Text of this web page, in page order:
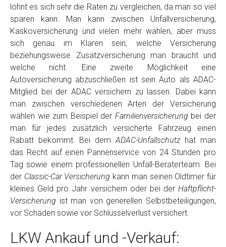
lohnt es sich sehr die Raten zu vergleichen, da man so viel
sparen kann. Man kann zwischen Unfallversicherung,
Kaskoversicherung und vielen mehr wählen, aber muss
sich genau im Klaren sein, welche Versicherung
beziehungsweise Zusatzversicherung man braucht und
welche nicht. Eine zweite Möglichkeit eine
Autoversicherung abzuschließen ist sein Auto als ADAC-
Mitglied bei der ADAC versichern zu lassen. Dabei kann
man zwischen verschiedenen Arten der Versicherung
wählen wie zum Beispiel der Familienversicherung bei der
man für jedes zusätzlich versicherte Fahrzeug einen
Rabatt bekommt. Bei demADAC-Unfallschutzhat man
das Recht auf einen Pannenservice von 24 Stunden pro
Tag sowie einem professionellen Unfall-Beraterteam. Bei
der Classic-Car Versicherung kann man seinen Oldtimer für
kleines Geld pro Jahr versichern oder bei der Haftpflicht-
Versicherung ist man von generellen Selbstbeteiligungen,
vor Schäden sowie vor Schlüsselverlust versichert.
LKW Ankauf und -Verkauf: